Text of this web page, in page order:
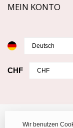
MEIN KONTO
CHF
Wir benutzen